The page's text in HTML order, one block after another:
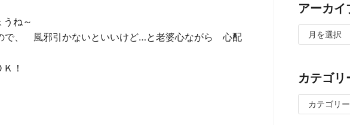
ょうね～
で、 風邪引かないといいけど…と老婆心ながら 心配
！
アーカイ
カテゴリ